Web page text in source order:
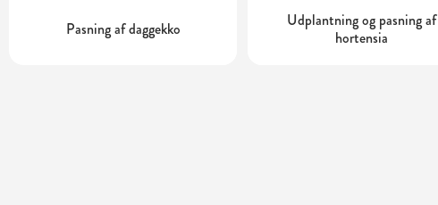
Pasning af daggekko
Udplantning og pasning af
hortensia